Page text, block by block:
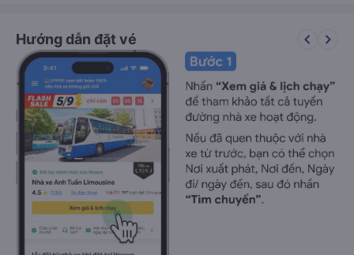
Hướng dẫn đặt vé keyboard_arrow_left keyboard_arrow_right